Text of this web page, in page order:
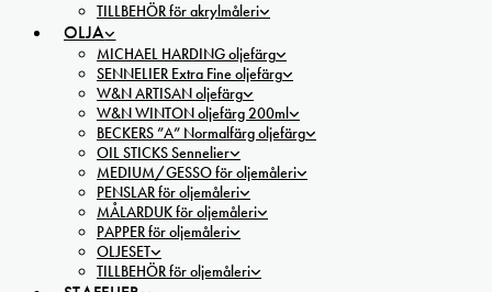
TILLBEHÖR för akrylmåleri
OLJA
MICHAEL HARDING oljefärg
SENNELIER Extra Fine oljefärg
W&N ARTISAN oljefärg
W&N WINTON oljefärg 200ml
BECKERS ”A” Normalfärg oljefärg
OIL STICKS Sennelier
MEDIUM/GESSO för oljemåleri
PENSLAR för oljemåleri
MÅLARDUK för oljemåleri
PAPPER för oljemåleri
OLJESET
TILLBEHÖR för oljemåleri